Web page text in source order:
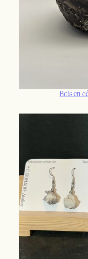
Bols en